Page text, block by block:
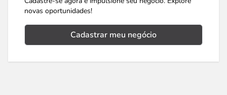
novas oportunidades!
Cadastrar meu negócio